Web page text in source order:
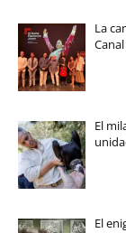
La
El
El